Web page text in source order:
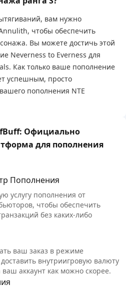
вам нужно
чтобы обеспечить
Вы можете достичь этой
Neverness to Everness для
Как только ваше пополнение
успешным, просто
пополнения NTE
Официально
для пополнения
Пополнения
услугу пополнения от
чтобы обеспечить
без каких-либо
ваш заказ в режиме
внутриигровую валюту
аккаунт как можно скорее.